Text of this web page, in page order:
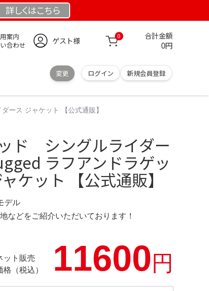
詳しくはこちら
案内
合わせ
ゲスト様 0 合計金額
0円
変更 ログイン 新規会員登録
ース ジャケット 【公式通販】
ド シングルライダー
ラフアンドラゲッ
ケット 【公式通販】
デル
などをご紹介いただいております！
ット販売
格（税込）
11600円